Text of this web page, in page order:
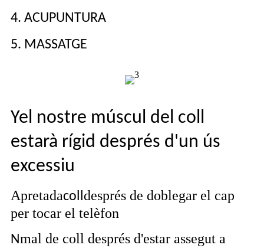
4. ACUPUNTURA
5. MASSATGE
Yel nostre múscul del coll
estarà rígid després d'un ús
excessiu
Apretadacolldesprés de doblegar el cap
per tocar el telèfon
Nmal de coll després d'estar assegut a